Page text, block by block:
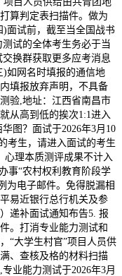
算判定表扫描件。做为
面试前，截至当全国战书
试的全体考生务必于当
换群获取更多应考消息
如网名时填报的通信地
填报放弃声明，不具备
验,地址：江西省南昌市
从高到低的挨次1:1进入
图？面试于2026年3月10
考生，请进入面试的考生
心理本质测评成果不计入
事“农村权利教育阶段学
为电子邮件。免得脱漏相
易近银行总行机关及参
递补面试通知布告5. 报
。打消专业能力测试和
“大学生村官”项目人员供
、查核及格的材料扫描
业能力测试于2026年3月